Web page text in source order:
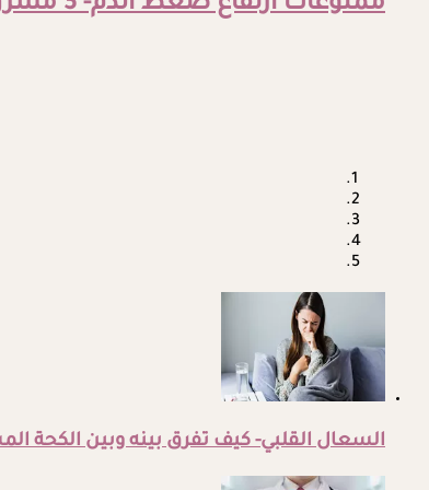
السعال القلبي- كيف تفرق بينه وبين الكحة